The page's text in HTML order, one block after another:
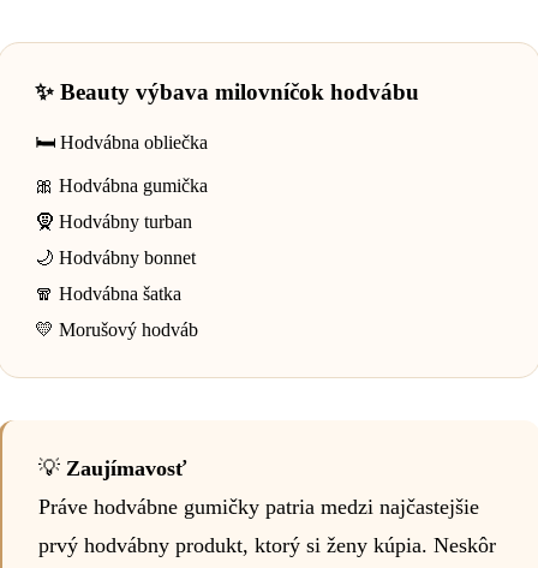
✨ Beauty výbava milovníčok hodvábu
🛏️ Hodvábna obliečka
🎀 Hodvábna gumička
🧕 Hodvábny turban
🌙 Hodvábny bonnet
🧣 Hodvábna šatka
💛 Morušový hodváb
💡 Zaujímavosť
Práve hodvábne gumičky patria medzi najčastejšie
prvý hodvábny produkt, ktorý si ženy kúpia. Neskôr